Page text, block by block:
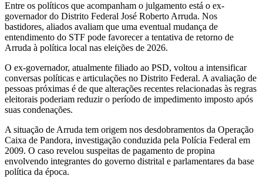
Entre os políticos que acompanham o julgamento está o ex-
governador do Distrito Federal José Roberto Arruda. Nos
bastidores, aliados avaliam que uma eventual mudança de
entendimento do STF pode favorecer a tentativa de retorno de
Arruda à política local nas eleições de 2026.
O ex-governador, atualmente filiado ao PSD, voltou a intensificar
conversas políticas e articulações no Distrito Federal. A avaliação de
pessoas próximas é de que alterações recentes relacionadas às regras
eleitorais poderiam reduzir o período de impedimento imposto após
suas condenações.
A situação de Arruda tem origem nos desdobramentos da Operação
Caixa de Pandora, investigação conduzida pela Polícia Federal em
2009. O caso revelou suspeitas de pagamento de propina
envolvendo integrantes do governo distrital e parlamentares da base
política da época.